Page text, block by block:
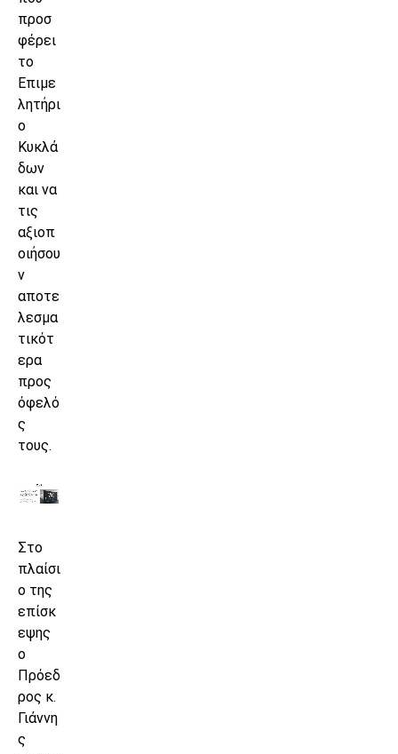
προσ
φέρει
το
Επιμε
λητήρι
ο
Κυκλά
δων
και να
τις
αξιοπ
οιήσου
ν
αποτε
λεσμα
τικότ
ερα
προς
όφελό
ς
τους.
Στο
πλαίσι
ο της
επίσκ
εψης
ο
Πρόεδ
ρος κ.
Γιάννη
ς